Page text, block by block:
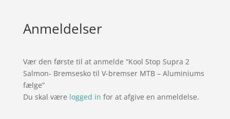
Anmeldelser
Vær den første til at anmelde “Kool Stop Supra 2
Salmon- Bremsesko til V-bremser MTB – Aluminiums
fælge”
Du skal være logged in for at afgive en anmeldelse.